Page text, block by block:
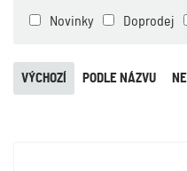
Novinky Doprodej
PODLE NÁZVU
VÝCHOZÍ